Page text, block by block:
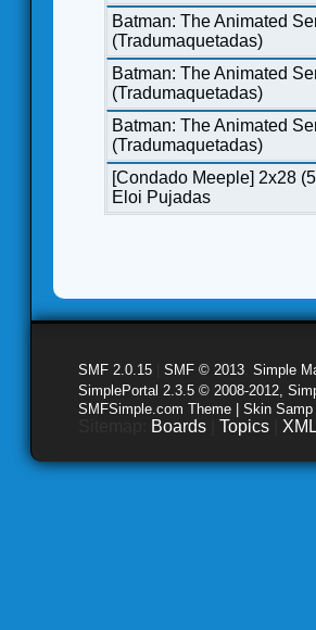
Batman: The Animated
(Tradumaquetadas)
Batman: The Animated
(Tradumaquetadas)
Batman: The Animated
(Tradumaquetadas)
[Condado Meeple] 2x28
Eloi Pujadas
SMF 2.0.15 SMF © 2013 Simple
SimplePortal 2.3.5 © 2008-2012,
SMFSimple.com Theme | Skin Samp
Boards Topics XML